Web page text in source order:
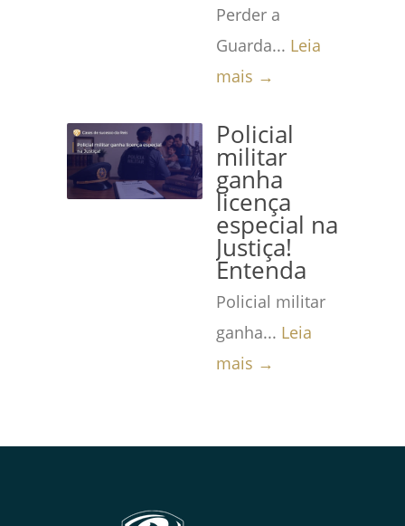
Perder a
Guarda... Leia
mais →
Policial
militar
ganha
licença
especial na
Justiça!
Entenda
Policial militar
ganha... Leia
mais →